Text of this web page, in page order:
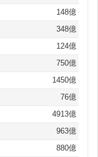
148億
348億
124億
750億
1450億
76億
4913億
963億
880億